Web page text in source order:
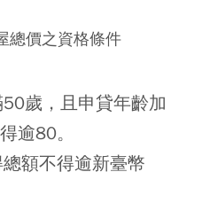
總價之資格條件
歲，且申貸年齡加
逾80。
額不得逾新臺幣